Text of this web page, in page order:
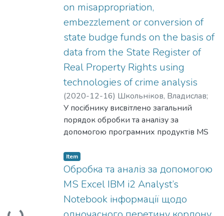
on misappropriation,
embezzlement or conversion of
state budge funds on the basis of
data from the State Register of
Real Property Rights using
technologies of crime analysis
(2020-12-16) Школьніков, Владислав;
Shkolnikov, Vladyslav;Корнейко,
Олександр;Korneiko, Oleksandr
Сергій;Tikhonov, Serhii;Білоус, Роман;
Dmytro
Dmytro
У посібнику висвітлено загальний
порядок обробки та аналізу за
допомогою програмних продуктів MS
Notebook інформації з Державного
реєстру речових прав на нерухоме
майно Міністерства юстиції України для
виявлення фактів розтрати,
привласнення чи заволодіння коштами
Loading...
Item
Обробка та аналіз за допомогою
MS Excel IBM i2 Analyst’s
Notebook інформації щодо